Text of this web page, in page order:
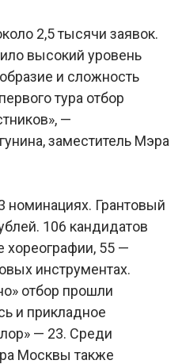
2,5 тысячи заявок.
высокий уровень
и сложность
тура отбор
—
заместитель Мэра
номинациях. Грантовый
106 кандидатов
хореографии, 55 —
инструментах.
отбор прошли
и прикладное
— 23. Среди
Москвы также